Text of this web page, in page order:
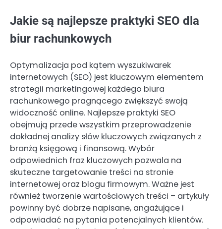
Jakie są najlepsze praktyki SEO dla
biur rachunkowych
Optymalizacja pod kątem wyszukiwarek
internetowych (SEO) jest kluczowym elementem
strategii marketingowej każdego biura
rachunkowego pragnącego zwiększyć swoją
widoczność online. Najlepsze praktyki SEO
obejmują przede wszystkim przeprowadzenie
dokładnej analizy słów kluczowych związanych z
branżą księgową i finansową. Wybór
odpowiednich fraz kluczowych pozwala na
skuteczne targetowanie treści na stronie
internetowej oraz blogu firmowym. Ważne jest
również tworzenie wartościowych treści – artykuły
powinny być dobrze napisane, angażujące i
odpowiadać na pytania potencjalnych klientów.